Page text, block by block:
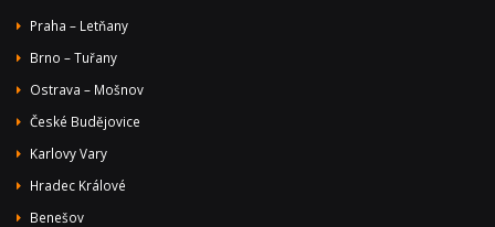
Praha – Letňany
Brno – Tuřany
Ostrava – Mošnov
České Budějovice
Karlovy Vary
Hradec Králové
Benešov